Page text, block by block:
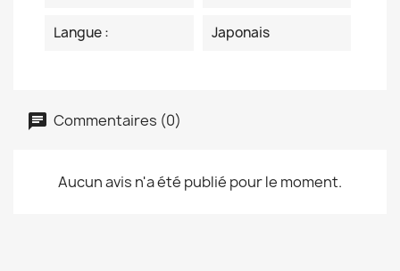
Langue : Japonais
Commentaires (0)
Aucun avis n'a été publié pour le moment.